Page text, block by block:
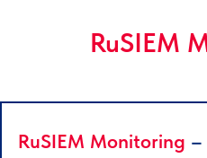
RuSIEM
RuSIEM Monitoring –